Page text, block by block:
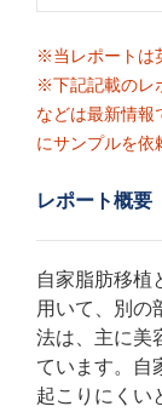
※当レポートは
※下記記載のレ
などは最新情報
にサンプルを依
レポート概要
自家脂肪移植
用いて、別の
法は、主に美
ています。自
起こりにくい